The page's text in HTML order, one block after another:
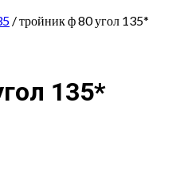
/ тройник ф 80 угол 135*
135*